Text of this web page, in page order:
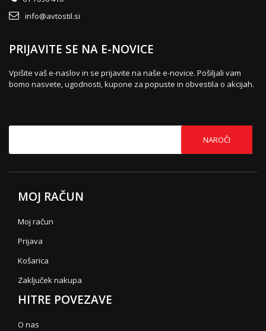
info@avtostil.si
PRIJAVITE SE NA E-NOVICE
Vpišite vaš e-naslov in se prijavite na naše e-novice. Pošiljali vam
bomo nasvete, ugodnosti, kupone za popuste in obvestila o akcijah.
NAROČI
MOJ RAČUN
Moj račun
Prijava
Košarica
Zaključek nakupa
HITRE POVEZAVE
O nas